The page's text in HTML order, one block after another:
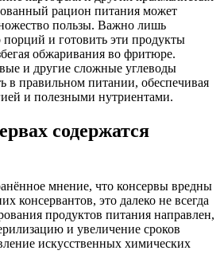
рацион питания может
пользы. Важно лишь
порций и готовить эти продукты
обжаривания во фритюре.
и другие сложные углеводы
в правильном питании, обеспечивая
и полезными нутриентами.
содержатся
мнение, что консервы вредны
консервантов, это далеко не всегда
продуктов питания направлен,
и увеличение сроков
искусственных химических